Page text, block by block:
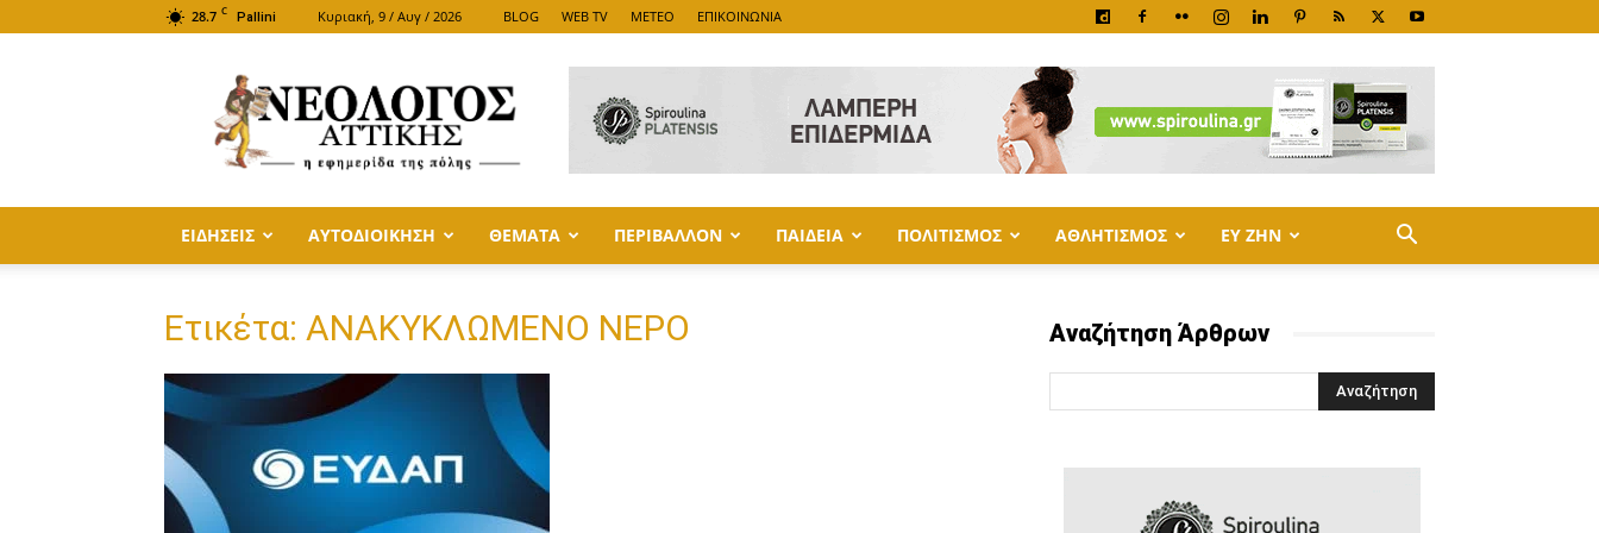
28.7 C Pallini Κυριακή, 9 / Αυγ / 2026 BLOG WEB TV METEO ΕΠΙΚΟΙΝΩΝΙΑ
ΑΤΤΙΚΗΣ
ΕΙΔΗΣΕΙΣ ΑΥΤΟΔΙΟΙΚΗΣΗ ΘΕΜΑΤΑ ΠΕΡΙΒΑΛΛΟΝ ΠΑΙΔΕΙΑ ΠΟΛΙΤΙΣΜΟΣ ΑΘΛΗΤΙΣΜΟΣ ΕΥ ΖΗΝ
Ετικέτα: ΑΝΑΚΥΚΛΩΜΕΝΟ ΝΕΡΟ Αναζήτηση Άρθρων